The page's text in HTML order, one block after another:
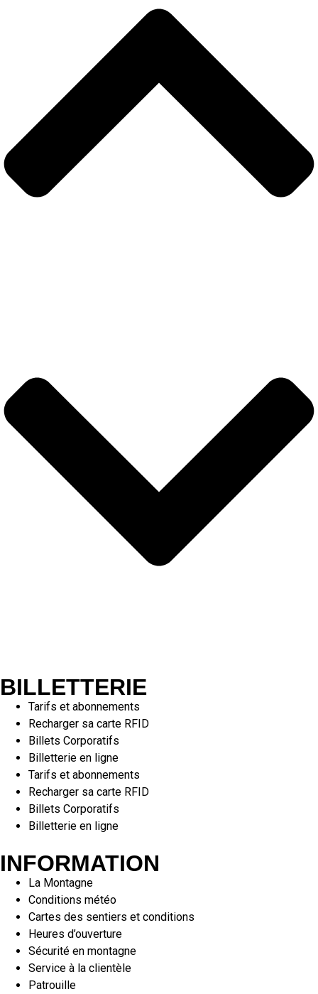
BILLETTERIE
Tarifs et abonnements
Recharger sa carte RFID
Billets Corporatifs
Billetterie en ligne
Tarifs et abonnements
Recharger sa carte RFID
Billets Corporatifs
Billetterie en ligne
INFORMATION
La Montagne
Conditions météo
Cartes des sentiers et conditions
Heures d’ouverture
Sécurité en montagne
Service à la clientèle
Patrouille